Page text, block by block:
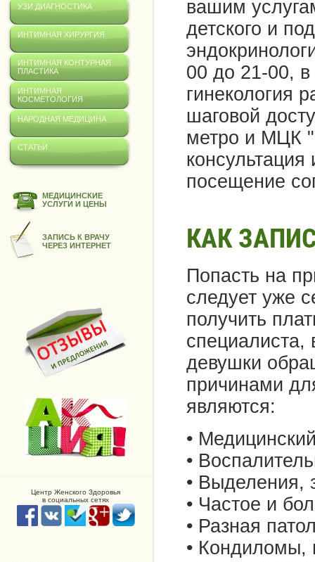
УЗИ ДИАГНОСТИКА
ИНТИМНАЯ ХИРУРГИЯ
ИНТИМНАЯ КОНТУРНАЯ
ПЛАСТИКА
ИНТИМНАЯ
КОСМЕТОЛОГИЯ
НАРОДНАЯ МЕДИЦИНА
СТАТЬИ
МЕДИЦИНСКИЕ
УСЛУГИ И ЦЕНЫ
ЗАПИСЬ К ВРАЧУ
ЧЕРЕЗ ИНТЕРНЕТ
Центр Женского Здоровья
в социальных сетях
вашим
детского и
00 до 21-00,
гинекология
шаговой
метро и МЦК
посещение
КАК
Попасть на
следует уже
получить
девушки
причинами
являются:
•
•
• Выделения,
• Частое и
• Разная
• Кондиломы,